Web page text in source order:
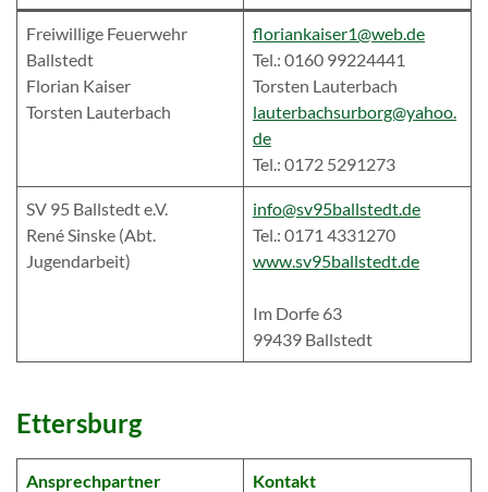
Freiwillige Feuerwehr
Ballstedt
Florian Kaiser
Torsten Lauterbach
floriankaiser1@web.de
Tel.: 0160 99224441
Torsten Lauterbach
lauterbachsurborg@yahoo.
de
Tel.: 0172 5291273
SV 95 Ballstedt e.V.
René Sinske (Abt.
Jugendarbeit)
info@sv95ballstedt.de
Tel.: 0171 4331270
www.sv95ballstedt.de
Im Dorfe 63
99439 Ballstedt
Ettersburg
Ansprechpartner Kontakt